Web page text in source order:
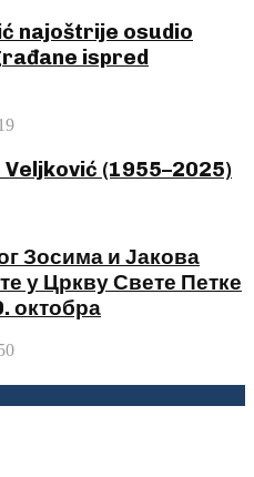
najoštrije osudio
ispred
(1955–2025)
Зосима и Јакова
у Цркву Свете Петке
октобра